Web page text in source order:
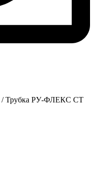
/ Трубка РУ-ФЛЕКС СТ